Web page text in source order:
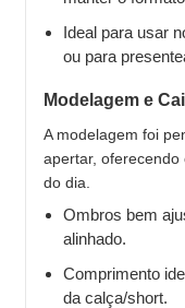
Ideal para usar
ou para
Modelagem e
A modelagem foi
apertar,
do dia.
Ombros bem
alinhado.
Comprimento
da calça/short.